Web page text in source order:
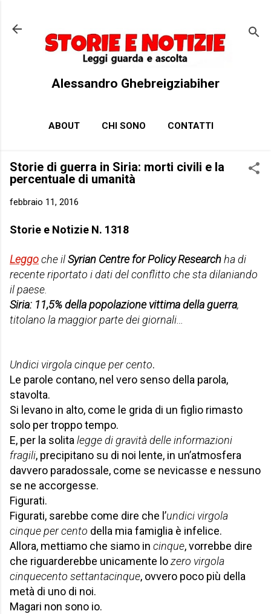
Alessandro Ghebreigziabiher
ABOUT CHI SONO CONTATTI
Storie di guerra in Siria: morti civili e la
percentuale di umanità
febbraio 11, 2016
Storie e Notizie N. 1318
Leggoche ilSyrian Centre for Policy Researchha di
recente riportato i dati del conflitto che sta dilaniando
il paese.
Siria: 11,5% della popolazione vittima della guerra,
titolano la maggior parte dei giornali…
Undici virgola cinque per cento.
Le parole contano, nel vero senso della parola,
stavolta.
Si levano in alto, come le grida di un figlio rimasto
solo per troppo tempo.
E, per la solitalegge di gravità delle informazioni
fragili, precipitano su di noi lente, in un’atmosfera
davvero paradossale, come se nevicasse e nessuno
se ne accorgesse.
Figurati.
Figurati, sarebbe come dire che l’undici virgola
cinque per cento della mia famiglia è infelice.
Allora, mettiamo che siamo in cinque, vorrebbe dire
che riguarderebbe unicamente lozero virgola
cinquecento settantacinque, ovvero poco più della
metà di uno di noi.
Magari non sono io.